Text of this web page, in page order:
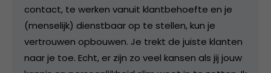
contact, te werken vanuit klantbehoefte en je
(menselijk) dienstbaar op te stellen, kun je
vertrouwen opbouwen. Je trekt de juiste klanten
naar je toe. Echt, er zijn zo veel kansen als jij jouw